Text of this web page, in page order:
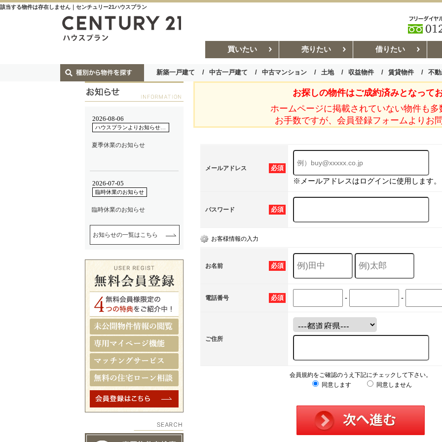
該当する物件は存在しません｜センチュリー21ハウスプラン
買いたい 売りたい 借りたい
新築一戸建て 中古一戸建て 中古マンション 土地 収益物件 賃貸物件 不
お部屋探しコラム 賃貸管理コ
お探しの物件はご成約済みとなってお
ホームページに掲載されていない物件も多
お手数ですが、会員登録フォームよりお
必須
メールアドレス
※メールアドレスはログインに使用します。
必須
パスワード
お客様情報の入力
必須
お名前
必須
電話番号 - -
ご住所
会員規約をご確認のうえ下記にチェックして下さい。
同意します
同意しません
お知らせの一覧はこちら